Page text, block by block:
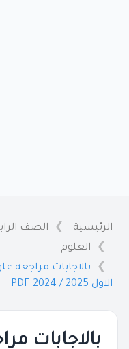
الرئيسية الصف
العلوم
بالاجابات مراجعة
الاول 2025 / 2024 PDF
بالاجابات